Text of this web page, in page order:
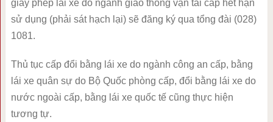
giấy phép lái xe do ngành giao thông vận tải cấp hết hạn
sử dụng (phải sát hạch lại) sẽ đăng ký qua tổng đài (028)
1081.
Thủ tục cấp đổi bằng lái xe do ngành công an cấp, bằng
lái xe quân sự do Bộ Quốc phòng cấp, đổi bằng lái xe do
nước ngoài cấp, bằng lái xe quốc tế cũng thực hiện
tương tự.